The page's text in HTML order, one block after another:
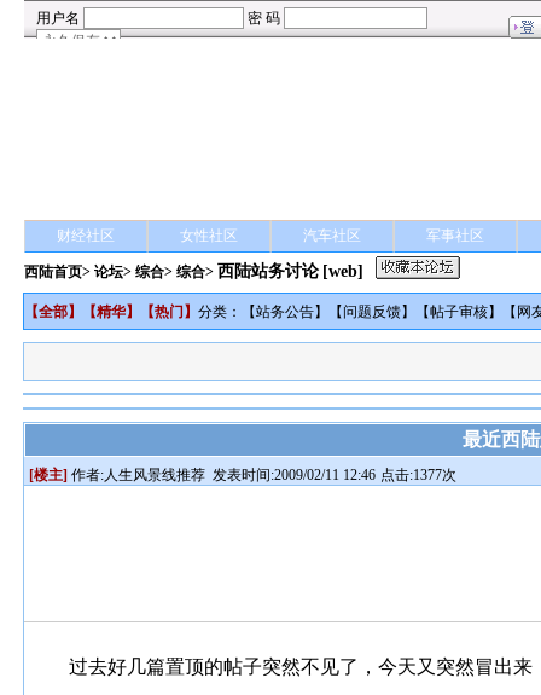
财经社区 女性社区 汽车社区 军事社区
西陆首页>论坛>综合> 综合> 西陆站务讨论 [web]
【全部】【精华】【热门 】分类：【站务公告】【问题反馈】【帖子审核】【 网
最近西
[楼主] 作者:人生风景线推荐 发表时间:2009/02/11 12:46 点击:1377次
过去好几篇置顶的帖子突然不见了，今天又突然冒出